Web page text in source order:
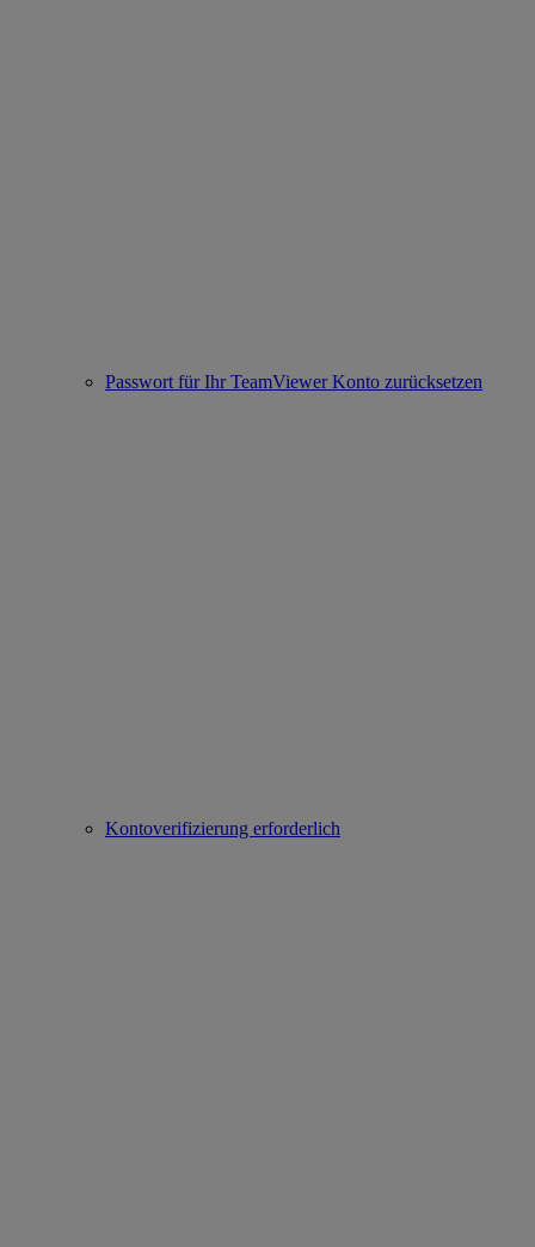
Passwort für Ihr TeamViewer Konto zurücksetzen
Kontoverifizierung erforderlich